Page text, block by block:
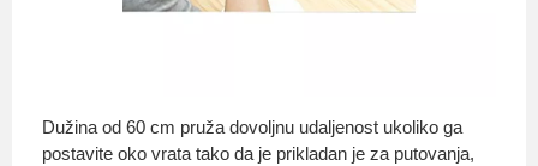
Dužina od 60 cm pruža dovoljnu udaljenost ukoliko ga
postavite oko vrata tako da je prikladan je za putovanja,